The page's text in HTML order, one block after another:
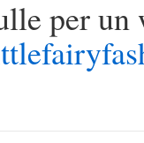
per un